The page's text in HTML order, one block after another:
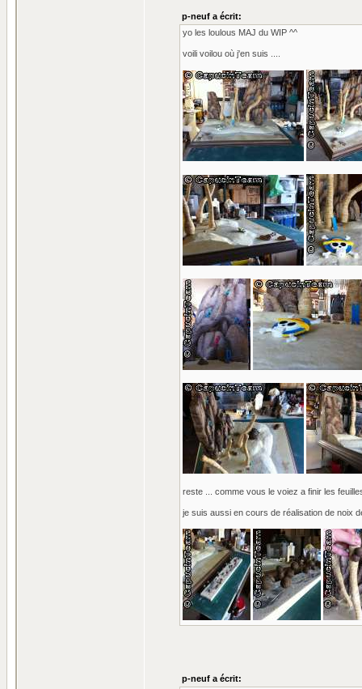
p-neuf a écrit:
yo les loulous MAJ du WIP ^^
voili voilou où j'en suis ....
reste ... comme vous le voiez a finir les
je suis aussi en cours de réalisation de noix
p-neuf a écrit: